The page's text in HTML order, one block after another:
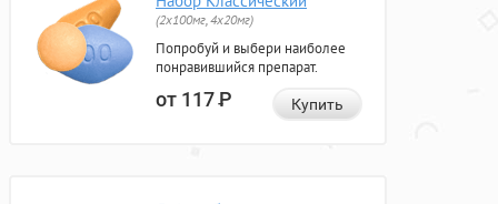
(2x100мг, 4x20мг)
Попробуй и выбери наиболее
понравившийся препарат.
от 117Р Купить